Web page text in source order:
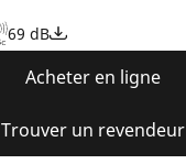
69 dB
Acheter en ligne
Trouver un revendeur